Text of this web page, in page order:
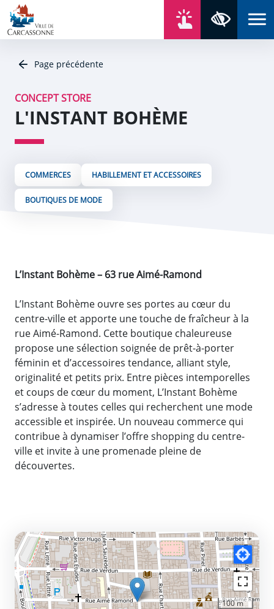
Aller au contenu
Aller au menu
Aller au plan du site
Aller à la recherche
Page précédente
CONCEPT STORE
L'INSTANT BOHÈME
COMMERCES HABILLEMENT ET ACCESSOIRES
BOUTIQUES DE MODE
L’Instant Bohème – 63 rue Aimé-Ramond
L’Instant Bohème ouvre ses portes au cœur du
centre-ville et apporte une touche de fraîcheur à la
rue Aimé-Ramond. Cette boutique chaleureuse
propose une sélection soignée de prêt-à-porter
féminin et d’accessoires tendance, alliant style,
originalité et petits prix. Entre pièces intemporelles
et coups de cœur du moment, L’Instant Bohème
s’adresse à toutes celles qui recherchent une mode
accessible et inspirée. Un nouveau commerce qui
contribue à dynamiser l’offre shopping du centre-
ville et invite à une promenade pleine de
découvertes.
100 m
Panneau de gestion des cookies